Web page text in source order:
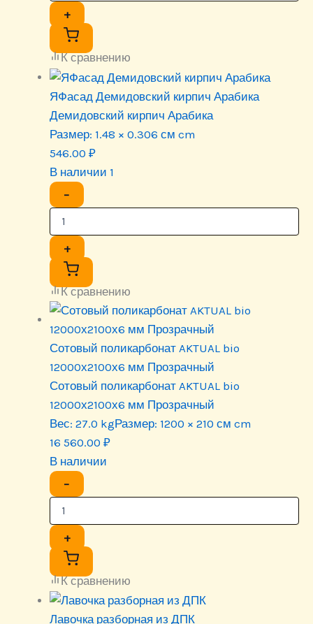
+
К сравнению
ЯФасад Демидовский кирпич Арабика
Демидовский кирпич Арабика
Размер: 1.48 × 0.306 см cm
546.00 ₽
В наличии 1
−
+
К сравнению
Сотовый поликарбонат AKTUAL bio
12000х2100х6 мм Прозрачный
Сотовый поликарбонат AKTUAL bio
12000х2100х6 мм Прозрачный
Вес: 27.0 kgРазмер: 1200 × 210 см cm
16 560.00 ₽
В наличии
−
+
К сравнению
Лавочка разборная из ДПК